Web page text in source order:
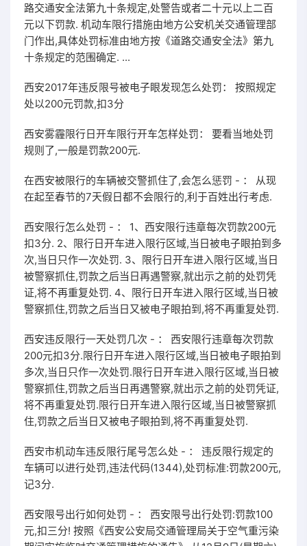
路交通安全法第九十条规定,处警告或者二十元以上二百
元以下罚款. 机动车限行措施由地方公安机关交通管理部
门作出,具体处罚标准由地方按《道路交通安全法》第九
十条规定的范围确定. ...
西安2017年违反限号被电子眼发现怎么处罚： 按照规定
处以200元罚款,扣3分
西安雾霾限行日开车限行开车怎样处罚： 要看当地处罚
规则了,一般是罚款200元.
在西安被限行的车辆被交警抓住了,会怎么惩罚 - ： 从现
在起至春节的7天假日都不会限行的,利于百姓出行考虑.
西安限行怎么处罚 - ： 1、西安限行违章每次罚款200元
扣3分. 2、限行日开车进入限行区域,当日被电子眼拍到多
次,当日只作一次处罚. 3、限行日开车进入限行区域,当日
被警察抓住,罚款之后当日再遇警察,就出示之前的处罚凭
证,将不再重复处罚. 4、限行日开车进入限行区域,当日被
警察抓住,罚款之后当日又被电子眼拍到,将不再重复处罚.
西安违反限行一天处罚几次 - ： 西安限行违章每次罚款
200元扣3分.限行日开车进入限行区域,当日被电子眼拍到
多次,当日只作一次处罚.限行日开车进入限行区域,当日被
警察抓住,罚款之后当日再遇警察,就出示之前的处罚凭证,
将不再重复处罚.限行日开车进入限行区域,当日被警察抓
住,罚款之后当日又被电子眼拍到,将不再重复处罚.
西安市机动车违反限行尾号怎么处 - ： 违反限行规定的
车辆可以进行处罚,违法代码(1344),处罚标准:罚款200元,
记3分.
西安限号出行如何处罚 - ： 西安限号出行处罚:罚款100
元,扣三分! 按照《西安公安局交通管理局关于空气重污染